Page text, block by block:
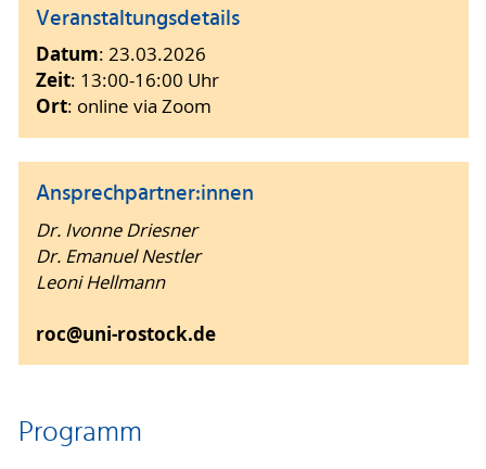
Veranstaltungsdetails
Datum: 23.03.2026
Zeit: 13:00-16:00 Uhr
Ort: online via Zoom
Ansprechpartner:innen
Dr. Ivonne Driesner
Dr. Emanuel Nestler
Leoni Hellmann
roc@uni-rostock.de
Programm